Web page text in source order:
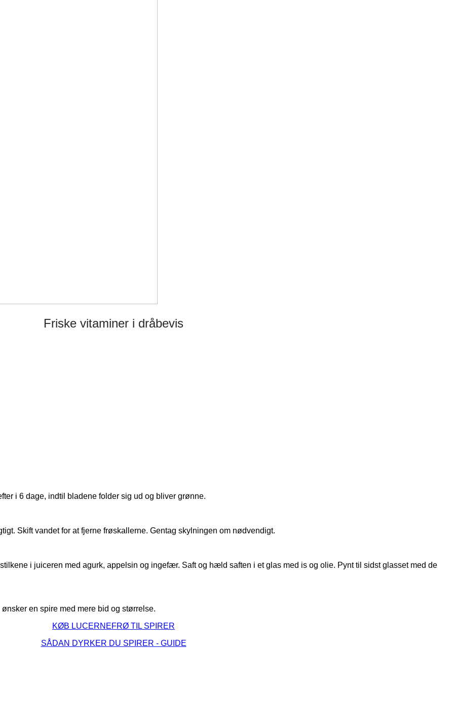
Friske vitaminer i dråbevis
i 6 dage, indtil bladene folder sig ud og bliver grønne.
Skift vandet for at fjerne frøskallerne. Gentag skylningen om nødvendigt.
i juiceren med agurk, appelsin og ingefær. Saft og hæld saften i et glas med is og olie. Pynt til sidst glasset med de
en spire med mere bid og størrelse.
KØB LUCERNEFRØ TIL SPIRER
SÅDAN DYRKER DU SPIRER - GUIDE